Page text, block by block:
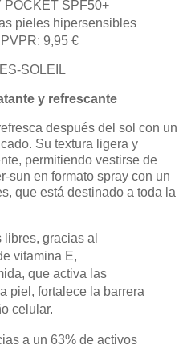
POCKET SPF50+
pieles hipersensibles
9,95 €
SOLEIL
y refrescante
después del sol con un
Su textura ligera y
permitiendo vestirse de
sun en formato spray con un
que está destinado a toda la
gracias al
vitamina E,
que activa las
piel, fortalece la barrera
celular.
a un 63% de activos